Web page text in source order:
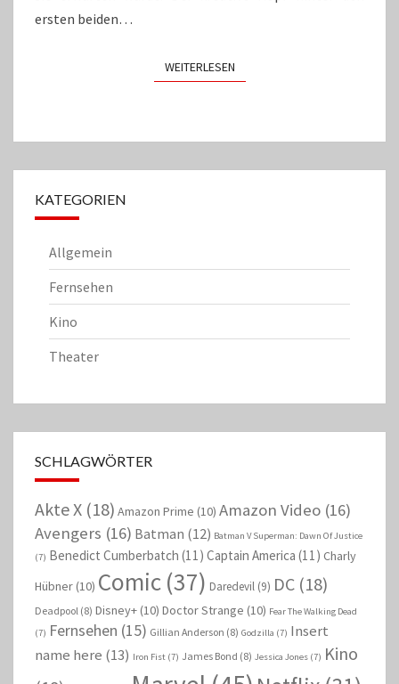
ersten beiden…
WEITERLESENWEITERLESEN
KATEGORIEN
Allgemein
Fernsehen
Kino
Theater
SCHLAGWÖRTER
Akte X (18) Amazon Prime (10) Amazon Video (16)
Avengers (16) Batman (12) Batman V Superman: Dawn Of Justice
(7) Benedict Cumberbatch (11) Captain America (11) Charly
Hübner (10) Comic (37) Daredevil (9) DC (18)
Deadpool (8) Disney+ (10) Doctor Strange (10) Fear The Walking Dead
(7) Fernsehen (15) Gillian Anderson (8) Godzilla (7) Insert
name here (13) Iron Fist (7) James Bond (8) Jessica Jones (7) Kino